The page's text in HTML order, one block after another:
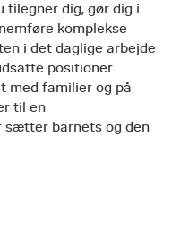
tilegner dig, gør dig i
komplekse
i det daglige arbejde
positioner.
med familier og på
til en
sætter barnets og den